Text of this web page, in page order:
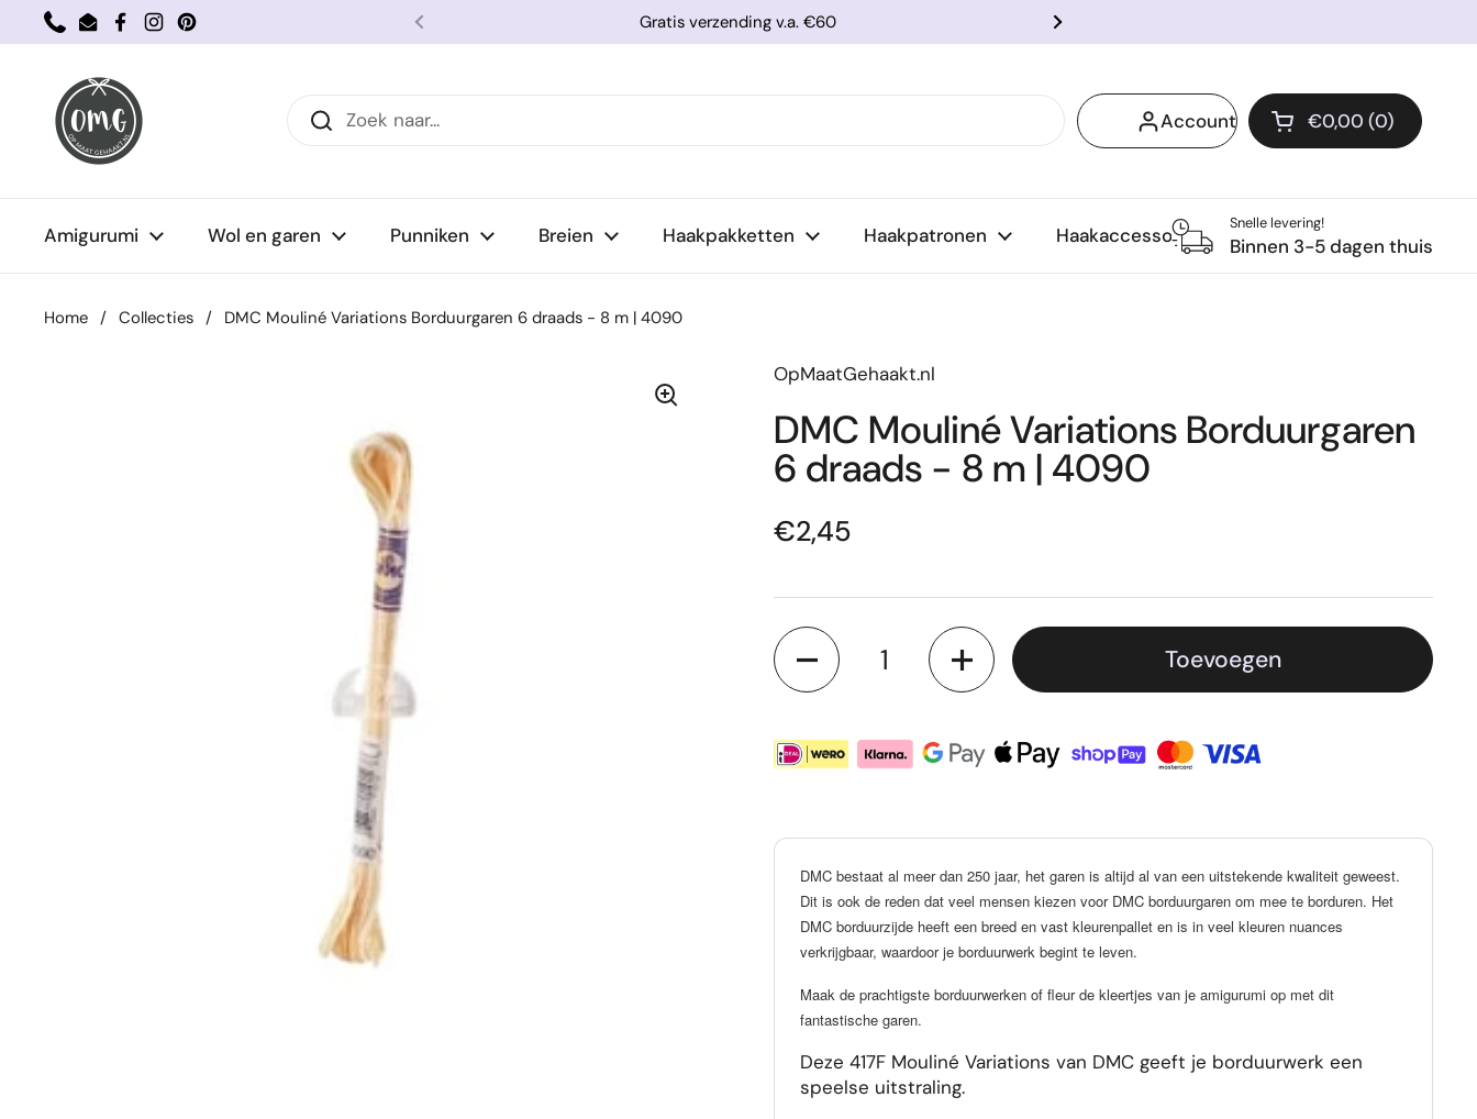
Ga naar content
PhoneEmailFacebook
Instagram
Pinterest Vorige Gratis verzending v.a. €60 Volgende
Account Winkelwagentje
Winkelmand Totaal:
€0,00 0
producten in je
Amigurumi Wol en garen Punniken Breien Haakpakketten Haakpatronen Haakaccessoires
Snelle levering!
Binnen 3-5 dagen thuis
Home / Collecties / DMC Mouliné Variations Borduurgaren 6 draads - 8 m | 4090
OpMaatGehaakt.nl
DMC Mouliné Variations Borduurgaren
6 draads - 8 m | 4090
Prijs:
€2,45
Aantal
Toevoegen
DMC bestaat al meer dan 250 jaar, het garen is altijd al van een uitstekende kwaliteit geweest.
Dit is ook de reden dat veel mensen kiezen voor DMC borduurgaren om mee te borduren. Het
DMC borduurzijde heeft een breed en vast kleurenpallet en is in veel kleuren nuances
verkrijgbaar, waardoor je borduurwerk begint te leven.
Maak de prachtigste borduurwerken of fleur de kleertjes van je amigurumi op met dit
fantastische garen.
Deze 417F Mouliné Variations van DMC geeft je borduurwerk een
speelse uitstraling.